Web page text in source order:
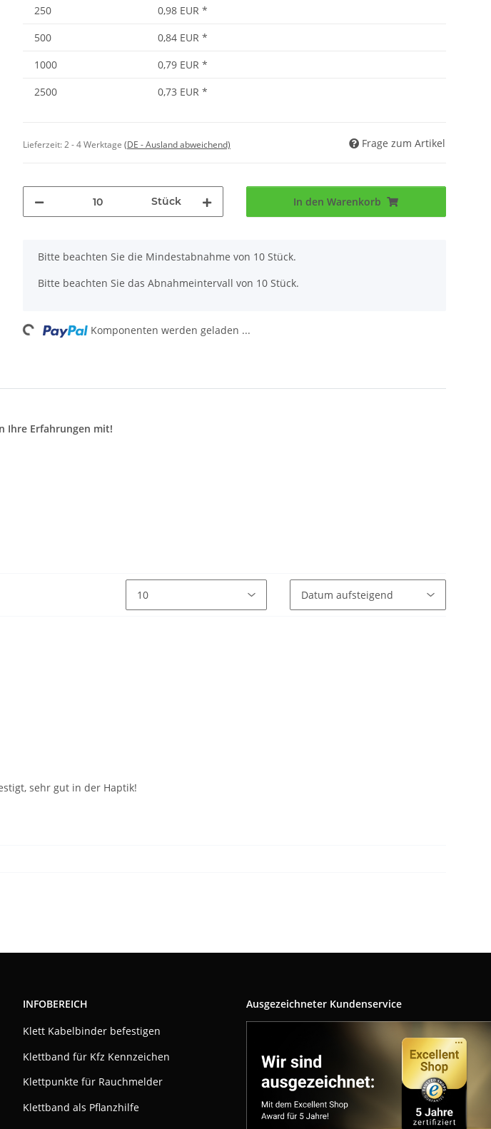
250
0,98 EUR *
500
0,84 EUR *
1000
0,79 EUR *
2500
0,73 EUR *
Lieferzeit:2 - 4 Werktage (DE - Ausland abweichend) Frage zum Artikel
Stück In den Warenkorb
x
Bitte beachten Sie die Mindestabnahme von 10 Stück.
Bitte beachten Sie das Abnahmeintervall von 10 Stück.
Loading... Komponenten werden geladen ...
Ihre Erfahrungen mit!
sehr gut in der Haptik!
INFOBEREICH
Klett Kabelbinder befestigen
Klettband für Kfz Kennzeichen
Klettpunkte für Rauchmelder
Klettband als Pflanzhilfe
Ausgezeichneter Kundenservice